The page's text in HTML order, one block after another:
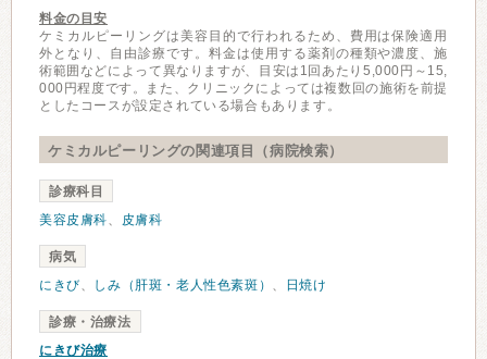
料金の目安
ケミカルピーリングは美容目的で行われるため、費用は保険適用
外となり、自由診療です。料金は使用する薬剤の種類や濃度、施
術範囲などによって異なりますが、目安は1回あたり5,000円～15,
000円程度です。また、クリニックによっては複数回の施術を前提
としたコースが設定されている場合もあります。
ケミカルピーリングの関連項目（病院検索）
診療科目
美容皮膚科、 皮膚科
病気
にきび、 しみ（肝斑・老人性色素斑） 、 日焼け
診療・治療法
にきび治療